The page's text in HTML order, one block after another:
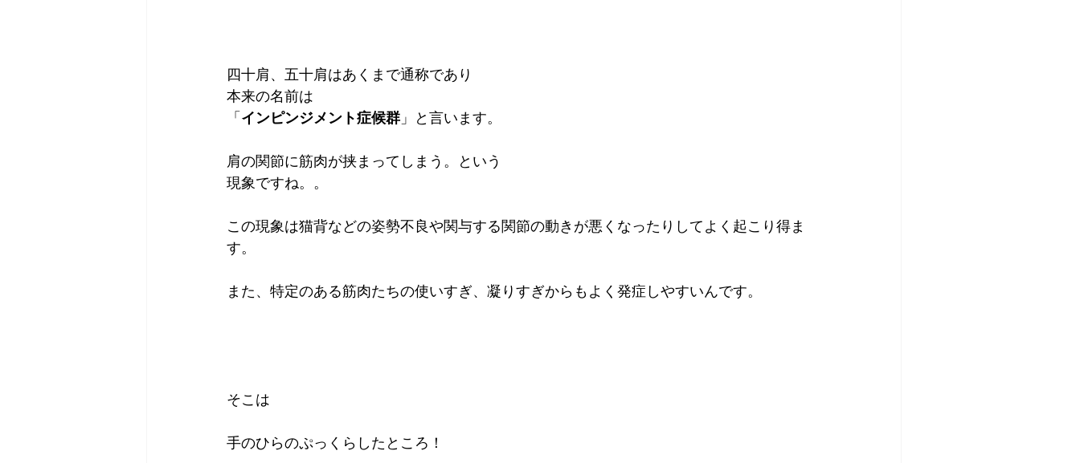
四十肩、五十肩はあくまで通称であり
本来の名前は
「 インピンジメント症候群 」と言います。
肩の関節に筋肉が挟まってしまう。という
現象ですね。。
この現象は猫背などの姿勢不良や関与する関節の動きが悪くなったりしてよく起こり得ま
す。
また、特定のある筋肉たちの使いすぎ、凝りすぎからもよく発症しやすいんです。
そこは
手のひらのぷっくらしたところ！